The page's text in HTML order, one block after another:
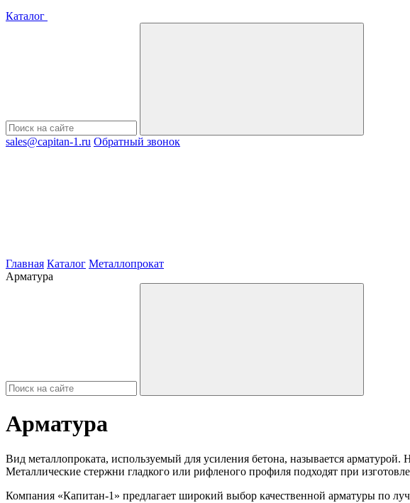
Каталог
sales@capitan-1.ru Обратный звонок
Главная Каталог Металлопрокат
Арматура
Арматура
Вид металлопроката, используемый для усиления бетона, называется
Металлические стержни гладкого или рифленого профиля подходят при
Компания «Капитан-1» предлагает широкий выбор качественной арматуры по